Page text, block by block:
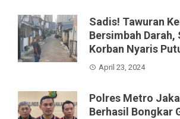
Sadis! Tawuran
Bersimbah Darah,
Korban Nyaris
April 23, 2024
Polres Metro
Berhasil Bongkar